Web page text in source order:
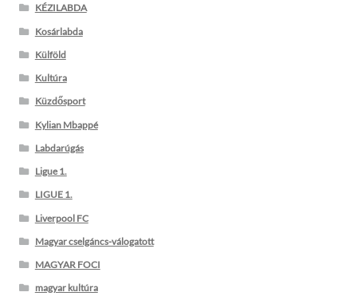
KÉZILABDA
Kosárlabda
Külföld
Kultúra
Küzdősport
Kylian Mbappé
Labdarúgás
Ligue 1.
LIGUE 1.
Liverpool FC
Magyar cselgáncs-válogatott
MAGYAR FOCI
magyar kultúra